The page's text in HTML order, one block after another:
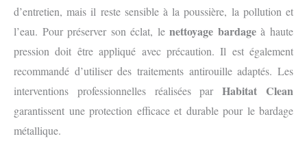
d’entretien, mais il reste sensible à la poussière, la pollution et
l’eau. Pour préserver son éclat, lenettoyage bardageà haute
pression doit être appliqué avec précaution. Il est également
recommandé d’utiliser des traitements antirouille adaptés. Les
interventions professionnelles réalisées parHabitat Clean
garantissent une protection efficace et durable pour le bardage
métallique.